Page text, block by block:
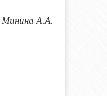
Минина А.А.